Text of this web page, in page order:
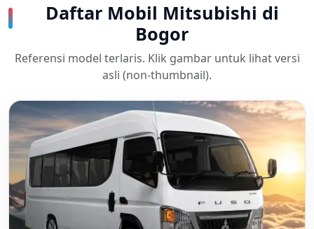
Daftar Mobil Mitsubishi di
Bogor
Referensi model terlaris. Klik gambar untuk lihat versi
asli (non-thumbnail).